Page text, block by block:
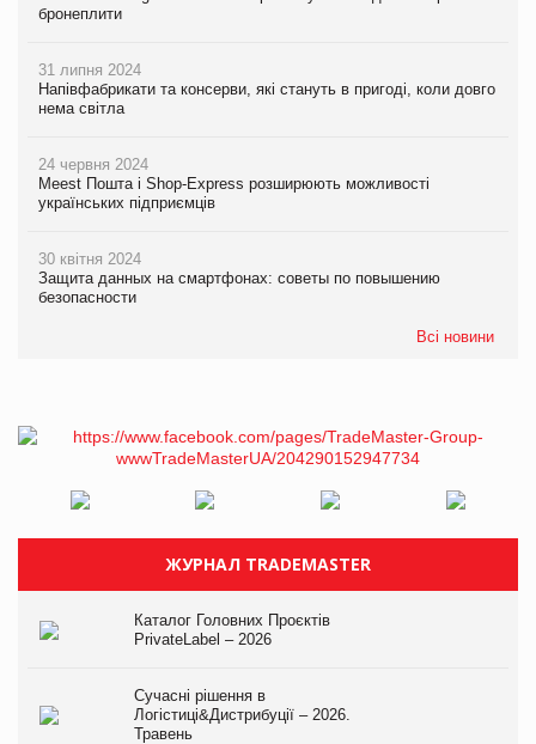
бронеплити
31 липня 2024
Напівфабрикати та консерви, які стануть в пригоді, коли довго
нема світла
24 червня 2024
Meest Пошта і Shop-Express розширюють можливості
українських підприємців
30 квітня 2024
Защита данных на смартфонах: советы по повышению
безопасности
Всі новини
ЖУРНАЛ TRADEMASTER
Каталог Головних Проєктів
PrivateLabel – 2026
Сучасні рішення в
Логістиці&Дистрибуції – 2026.
Травень